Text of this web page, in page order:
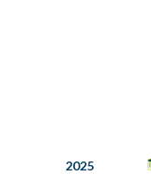
2025